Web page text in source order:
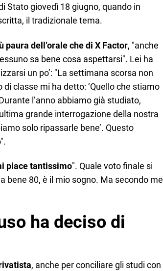
Stato giovedì 18 giugno, quando in
il tradizionale tema.
paura dell’orale che di X Factor, "anche
sa bene cosa aspettarsi". Lei ha
un po’: "La settimana scorsa non
classe mi ha detto: ‘Quello che stiamo
l’anno abbiamo già studiato,
grande interrogazione della nostra
solo ripassarle bene’. Questo
piace tantissimo". Quale voto finale si
bene 80, è il mio sogno. Ma secondo me
ha deciso di
, anche per conciliare gli studi con